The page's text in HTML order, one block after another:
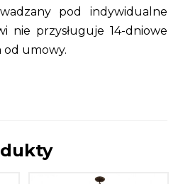
pod indywidualne
nie przysługuje 14-dniowe
od umowy.